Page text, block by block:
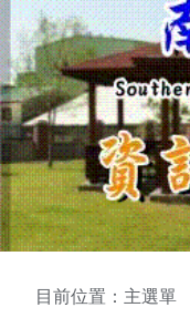
目前位置：主選單